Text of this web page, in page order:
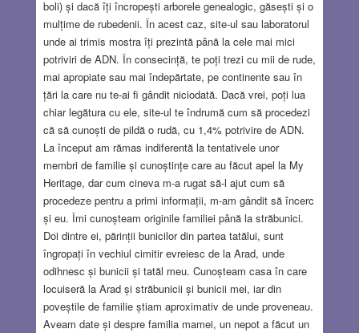
boli) și dacă îți încropești arborele genealogic, găsești și o
mulțime de rubedenii. În acest caz, site-ul sau laboratorul
unde ai trimis mostra îți prezintă până la cele mai mici
potriviri de ADN. În consecință, te poți trezi cu mii de rude,
mai apropiate sau mai îndepărtate, pe continente sau în
țări la care nu te-ai fi gândit niciodată. Dacă vrei, poți lua
chiar legătura cu ele, site-ul te îndrumă cum să procedezi
că să cunoști de pildă o rudă, cu 1,4% potrivire de ADN.
La început am rămas indiferentă la tentativele unor
membri de familie și cunoștințe care au făcut apel la My
Heritage, dar cum cineva m-a rugat să-l ajut cum să
procedeze pentru a primi informații, m-am gândit să încerc
și eu. Îmi cunoșteam originile familiei până la străbunici.
Doi dintre ei, părinții bunicilor din partea tatălui, sunt
îngropați în vechiul cimitir evreiesc de la Arad, unde
odihnesc și bunicii și tatăl meu. Cunoșteam casa în care
locuiseră la Arad și străbunicii și bunicii mei, iar din
poveștile de familie știam aproximativ de unde proveneau.
Aveam date și despre familia mamei, un nepot a făcut un